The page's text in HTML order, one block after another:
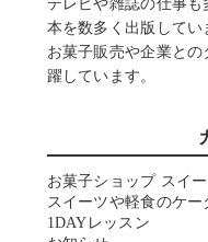
テレビや雑誌の仕事
本を数多く出版してい
お菓子販売や企業と
躍しています。
お菓子ショップ スイ
スイーツや軽食のケー
1DAYレッスン